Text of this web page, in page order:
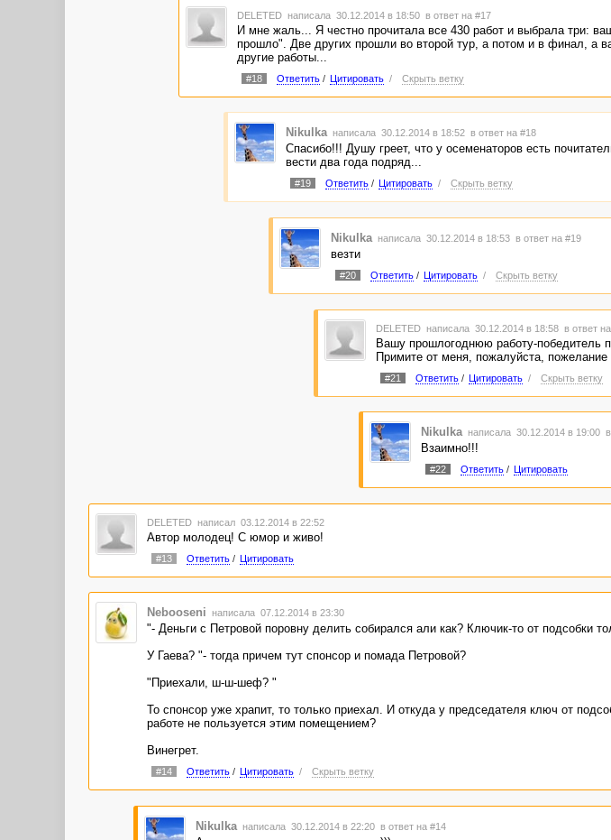
DELETED написала 30.12.2014 в 18:50 в ответ на #17
И мне жаль... Я честно прочитала все 430 работ и выбрала три:
прошло". Две других прошли во второй тур, а потом и в финал, а
другие работы...
#18 Ответить/ Цитировать / Скрыть ветку
Nikulka написала 30.12.2014 в 18:52 в ответ на #18
Спасибо!!! Душу греет, что у осеменаторов есть
вести два года подряд...
#19 Ответить/ Цитировать / Скрыть ветку
Nikulka написала 30.12.2014 в 18:53 в ответ на #19
везти
#20 Ответить/ Цитировать / Скрыть ветку
DELETED написала 30.12.2014 в 18:58 в ответ
Вашу прошлогоднюю работу-победитель
Примите от меня, пожалуйста,
#21 Ответить/ Цитировать / Скрыть ветку
Nikulka написала 30.12.2014 в 19:00
Взаимно!!!
#22 Ответить/ Цитировать
DELETED написал 03.12.2014 в 22:52
Автор молодец! С юмор и живо!
#13 Ответить/ Цитировать
Nebooseni написала 07.12.2014 в 23:30
"- Деньги с Петровой поровну делить собирался али как? Ключик-то от подсобки
У Гаева? "- тогда причем тут спонсор и помада Петровой?
"Приехали, ш-ш-шеф? "
То спонсор уже храпит, то только приехал. И откуда у председателя ключ от
работе не пользуется этим помещением?
Винегрет.
#14 Ответить/ Цитировать / Скрыть ветку
Nikulka написала 30.12.2014 в 22:20 в ответ на #14